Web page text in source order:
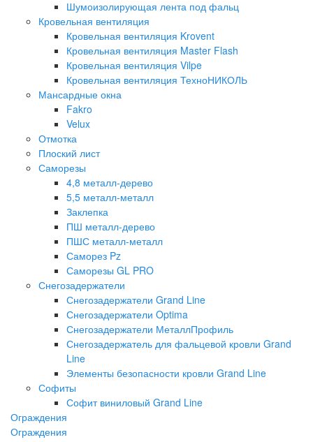
Шумоизолирующая лента под фальц
Кровельная вентиляция
Кровельная вентиляция Krovent
Кровельная вентиляция Master Flash
Кровельная вентиляция Vilpe
Кровельная вентиляция ТехноНИКОЛЬ
Мансардные окна
Fakro
Velux
Отмотка
Плоский лист
Саморезы
4,8 металл-дерево
5,5 металл-металл
Заклепка
ПШ металл-дерево
ПШС металл-металл
Саморез Pz
Саморезы GL PRO
Снегозадержатели
Снегозадержатели Grand Line
Снегозадержатели Optima
Снегозадержатели МеталлПрофиль
Снегозадержатель для фальцевой кровли Grand
Line
Элементы безопасности кровли Grand Line
Софиты
Софит виниловый Grand Line
Ограждения
Ограждения